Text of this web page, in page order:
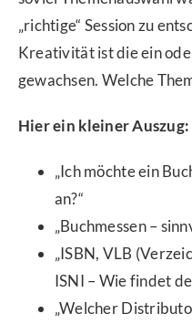
„richtige“ Session zu
Kreativität ist die ein
gewachsen. Welche
Hier ein kleiner Auszug:
„Ich möchte ein
an?“
„Buchmessen –
„ISBN, VLB
ISNI – Wie findet
„Welcher